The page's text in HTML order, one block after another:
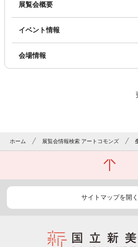
展覧会概要
イベント情報
会場情報
ホーム 展覧会情報検索 アートコモンズ
サイトマップを開く